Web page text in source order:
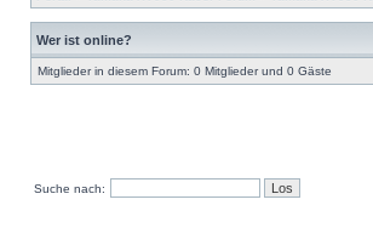
Wer ist online?
Mitglieder in diesem Forum: 0 Mitglieder und 0 Gäste
Suche nach: